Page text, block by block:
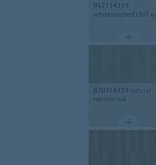
8521T4319
whitewashed chill
8703T4319 natural
narrow oak